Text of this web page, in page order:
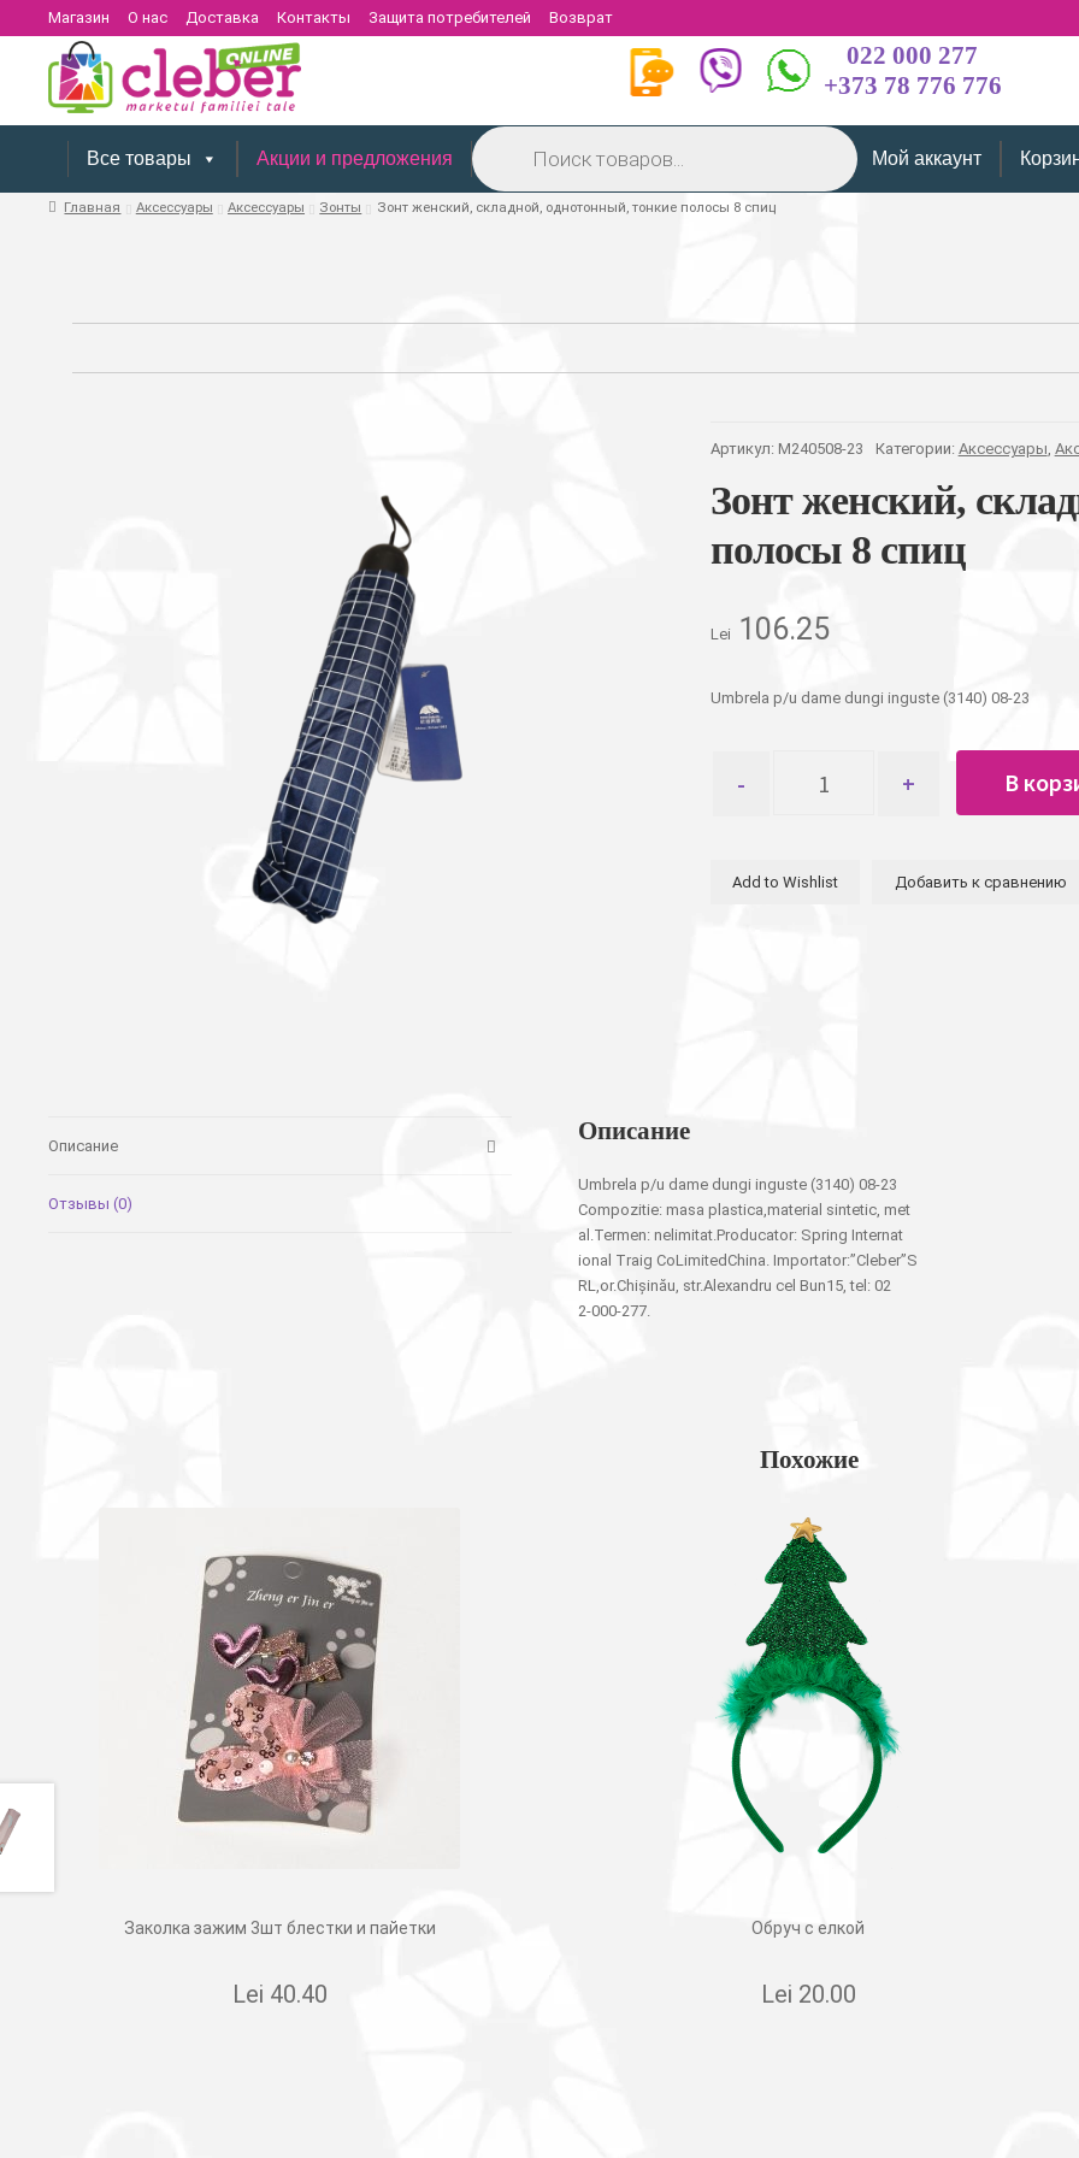
Магазин О нас Доставка Контакты Защита потребителей Возврат
022 000 277
+373 78 776 776
Все товары Акции и предложения
Поиск
товаров
Мой аккаунт
Главная Аксессуары Аксессуары Зонты Зонт женский, складной, однотонный, тонкие полосы 8 спиц
Артикул: M240508-23 Категории: Аксессуары,
Зонт женский,
полосы 8 спиц
Lei 106.25
Umbrela p/u dame dungi inguste (3140) 08-23
товара
однотонный,
В
Add to Wishlist Добавить к сравнению
Описание
Отзывы (0)
Описание
Umbrela p/u dame dungi inguste (3140) 08-23
Compozitie: masa plastica,material sintetic, met
al.Termen: nelimitat.Producator: Spring Internat
ional Traig CoLimitedChina. Importator:”Cleber”S
RL,or.Chișinău, str.Alexandru cel Bun15, tel: 02
2-000-277.
Похожие
Заколка зажим 3шт блестки и пайетки
Lei 40.40
Обруч с елкой
Lei 20.00